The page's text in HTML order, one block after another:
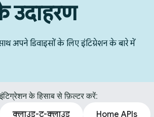
उदाहरण
अपने डिवाइसों के लिए इंटिग्रेशन के बारे में